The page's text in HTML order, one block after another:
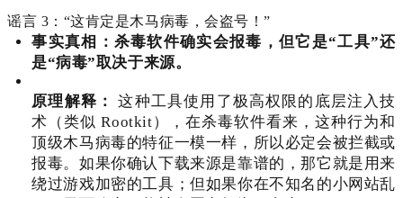
谣言 3：“这肯定是木马病毒，会盗号！”
事实真相：杀毒软件确实会报毒，但它是“工具”还
是“病毒”取决于来源。
原理解释：
这种工具使用了极高权限的底层注入技
术（类似 Rootkit），在杀毒软件看来，这种行为和
顶级木马病毒的特征一模一样，所以必定会被拦截或
报毒。如果你确认下载来源是靠谱的，那它就是用来
绕过游戏加密的工具；但如果你在不知名的小网站乱